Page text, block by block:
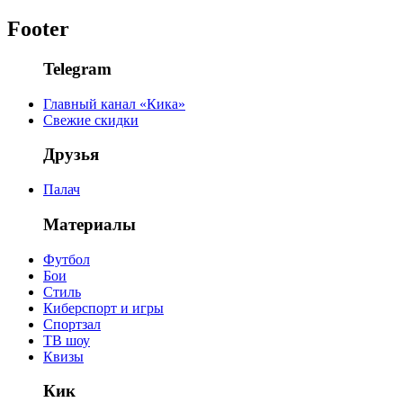
Footer
Telegram
Главный канал «Кика»
Свежие скидки
Друзья
Палач
Материалы
Футбол
Бои
Стиль
Киберспорт и игры
Спортзал
ТВ шоу
Квизы
Кик